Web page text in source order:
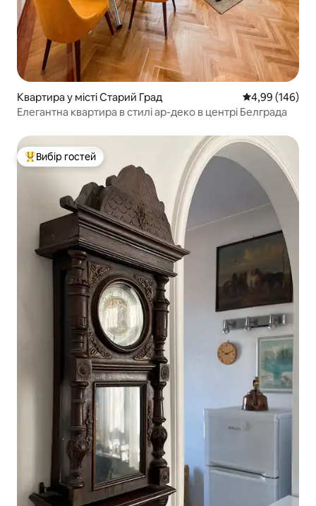
Квартира у місті Старий Град Середня
4,99 (146)
Елегантна квартира в стилі ар-деко в центрі Белграда
Топ вибір гостей
Вибір гостей